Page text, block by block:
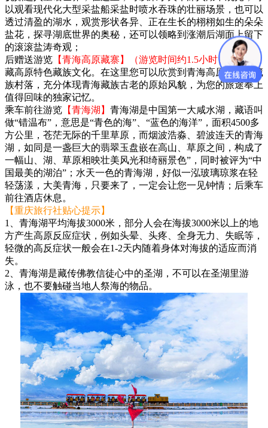
以观看现代化大型采盐船采盐时喷水吞珠的壮丽场景，也可以
透过清盈的湖水，观赏形状各异、正在生长的栩栩如生的朵朵
盐花，探寻湖底世界的奥秘，还可以领略到涨潮后湖面上留下
的滚滚盐涛奇观；
后赠送游览 【青海高原藏寨】（游览时间约1.5小时）
领略青
藏高原特色藏族文化。在这里您可以欣赏到青海高原古老的藏
族村落，充分体现青海藏族古老的原始风貌，为您的旅途奉上
值得回味的独家记忆。
乘车前往游览 【青海湖】 青海湖是中国第一大咸水湖，藏语叫
做“错温布”，意思是“青色的海”、“蓝色的海洋”，面积4500多
方公里，苍茫无际的千里草原，而烟波浩淼、碧波连天的青海
湖，如同是一盏巨大的翡翠玉盘嵌在高山、草原之间，构成了
一幅山、湖、草原相映壮美风光和绮丽景色”，同时被评为“中
国最美的湖泊”；水天一色的青海湖，好似一泓玻璃琼浆在轻
轻荡漾，大美青海，只要来了，一定会让您一见钟情；后乘车
前往酒店休息。
【重庆旅行社贴心提示】
1、青海湖平均海拔3000米，部分人会在海拔3000米以上的地
方产生高原反应症状，例如头晕、头疼、全身无力、失眠等，
轻微的高反症状一般会在1-2天内随着身体对海拔的适应而消
失。
2、青海湖是藏传佛教信徒心中的圣湖，不可以在圣湖里游
泳，也不要触碰当地人祭海的物品。